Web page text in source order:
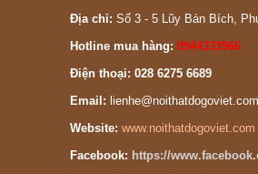
Địa chỉ: Số 3 - 5 Lũy Bán Bích,
Hotline mua hàng: 0944333966
Điện thoại: 028 6275 6689
Email: lienhe@noithatdogoviet.com
Website: www.noithatdogoviet.com
Facebook: https://